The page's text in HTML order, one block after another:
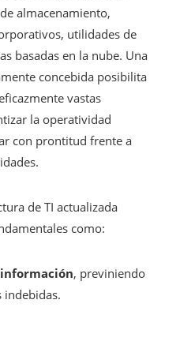
almacenamiento,
utilidades de
basadas en la nube. Una
concebida posibilita
vastas
la operatividad
con prontitud frente a
de TI actualizada
como:
, previniendo
indebidas.